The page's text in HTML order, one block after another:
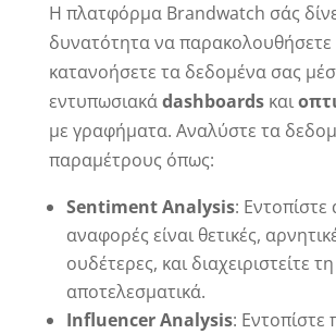
Η πλατφόρμα Brandwatch σάς
δυνατότητα να παρακολουθήσετε
κατανοήσετε τα δεδομένα σας
εντυπωσιακάdashboardsκαι
με γραφήματα. Αναλύστε τα
παραμέτρους όπως:
Sentiment Analysis: Εντοπίστε
αναφορές είναι θετικές,
ουδέτερες, και διαχειριστείτε
αποτελεσματικά.
Influencer Analysis: Εντοπίστε